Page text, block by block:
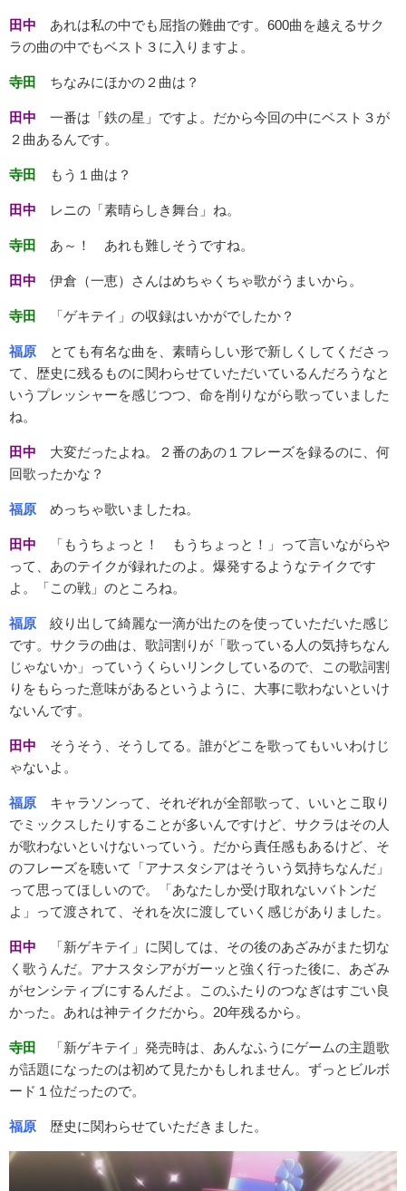
田中 あれは私の中でも屈指の難曲です。600曲を越えるサク
ラの曲の中でもベスト３に入りますよ。
寺田 ちなみにほかの２曲は？
田中 一番は「鉄の星」ですよ。だから今回の中にベスト３が
２曲あるんです。
寺田 もう１曲は？
田中 レニの「素晴らしき舞台」ね。
寺田 あ～！ あれも難しそうですね。
田中 伊倉（一恵）さんはめちゃくちゃ歌がうまいから。
寺田 「ゲキテイ」の収録はいかがでしたか？
福原 とても有名な曲を、素晴らしい形で新しくしてくださっ
て、歴史に残るものに関わらせていただいているんだろうなと
いうプレッシャーを感じつつ、命を削りながら歌っていました
ね。
田中 大変だったよね。２番のあの１フレーズを録るのに、何
回歌ったかな？
福原 めっちゃ歌いましたね。
田中 「もうちょっと！ もうちょっと！」って言いながらや
って、あのテイクが録れたのよ。爆発するようなテイクです
よ。「この戦」のところね。
福原 絞り出して綺麗な一滴が出たのを使っていただいた感じ
です。サクラの曲は、歌詞割りが「歌っている人の気持ちなん
じゃないか」っていうくらいリンクしているので、この歌詞割
りをもらった意味があるというように、大事に歌わないといけ
ないんです。
田中 そうそう、そうしてる。誰がどこを歌ってもいいわけじ
ゃないよ。
福原 キャラソンって、それぞれが全部歌って、いいとこ取り
でミックスしたりすることが多いんですけど、サクラはその人
が歌わないといけないっていう。だから責任感もあるけど、そ
のフレーズを聴いて「アナスタシアはそういう気持ちなんだ」
って思ってほしいので。「あなたしか受け取れないバトンだ
よ」って渡されて、それを次に渡していく感じがありました。
田中 「新ゲキテイ」に関しては、その後のあざみがまた切な
く歌うんだ。アナスタシアがガーッと強く行った後に、あざみ
がセンシティブにするんだよ。このふたりのつなぎはすごい良
かった。あれは神テイクだから。20年残るから。
寺田
「新ゲキテイ」発売時は、あんなふうにゲームの主題歌
が話題になったのは初めて見たかもしれません。ずっとビルボ
ード１位だったので。
福原 歴史に関わらせていただきました。